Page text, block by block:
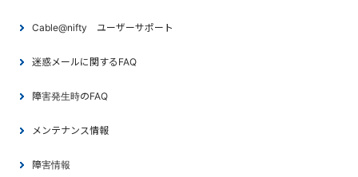
Cable@nifty ユーザーサポート
迷惑メールに関するFAQ
障害発生時のFAQ
メンテナンス情報
障害情報